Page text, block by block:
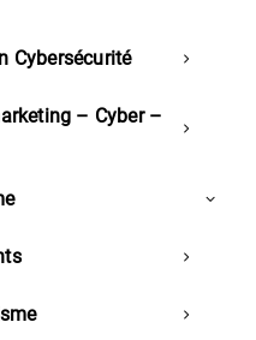
Cybersécurité
– Cyber –
élus
du CSE
la prise en compte de
du travail et la formation